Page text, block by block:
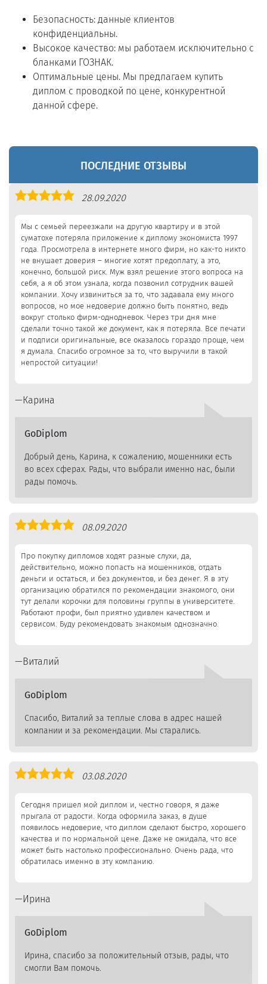
Безопасность: данные клиентов
конфиденциальны.
Высокое качество: мы работаем исключительно с
бланками ГОЗНАК.
Оптимальные цены. Мы предлагаем купить
диплом с проводкой по цене, конкурентной
данной сфере.
ПОСЛЕДНИЕ ОТЗЫВЫ
Оценка
28.09.2020
Мы с семьей переезжали на другую квартиру и в этой
суматохе потеряла приложение к диплому экономиста 1997
года. Просмотрела в интернете много фирм, но как-то никто
не внушает доверия – многие хотят предоплату, а это,
конечно, большой риск. Муж взял решение этого вопроса на
себя, а я об этом узнала, когда позвонил сотрудник вашей
компании. Хочу извиниться за то, что задавала ему много
вопросов, но мое недоверие должно быть понятно, ведь
вокруг столько фирм-однодневок. Через три дня мне
сделали точно такой же документ, как я потеряла. Все печати
и подписи оригинальные, все оказалось гораздо проще, чем
я думала. Спасибо огромное за то, что выручили в такой
непростой ситуации!
Карина
GoDiplom
Добрый день, Карина, к сожалению, мошенники есть
во всех сферах. Рады, что выбрали именно нас, были
рады помочь.
Оценка
08.09.2020
Про покупку дипломов ходят разные слухи, да,
действительно, можно попасть на мошенников, отдать
деньги и остаться, и без документов, и без денег. Я в эту
организацию обратился по рекомендации знакомого, они
тут делали корочки для половины группы в университете.
Работают профи, был приятно удивлен качеством и
сервисом. Буду рекомендовать знакомым однозначно.
Виталий
GoDiplom
Спасибо, Виталий за теплые слова в адрес нашей
компании и за рекомендации. Мы старались.
Оценка
03.08.2020
Сегодня пришел мой диплом и, честно говоря, я даже
прыгала от радости. Когда оформила заказ, в душе
появилось недоверие, что диплом сделают быстро, хорошего
качества и по нормальной цене. Даже не ожидала, что все
может быть настолько профессионально. Очень рада, что
обратилась именно в эту компанию.
Ирина
GoDiplom
Ирина, спасибо за положительный отзыв, рады, что
смогли Вам помочь.